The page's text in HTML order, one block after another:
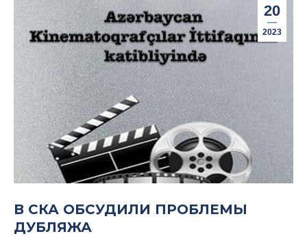
20
2023
В СКА ОБСУДИЛИ ПРОБЛЕМЫ
ДУБЛЯЖА